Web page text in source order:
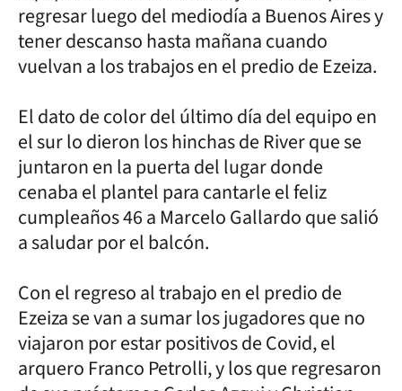
regresar luego del mediodía a Buenos Aires y
tener descanso hasta mañana cuando
vuelvan a los trabajos en el predio de Ezeiza.
El dato de color del último día del equipo en
el sur lo dieron los hinchas de River que se
juntaron en la puerta del lugar donde
cenaba el plantel para cantarle el feliz
cumpleaños 46 a Marcelo Gallardo que salió
a saludar por el balcón.
Con el regreso al trabajo en el predio de
Ezeiza se van a sumar los jugadores que no
viajaron por estar positivos de Covid, el
arquero Franco Petrolli, y los que regresaron